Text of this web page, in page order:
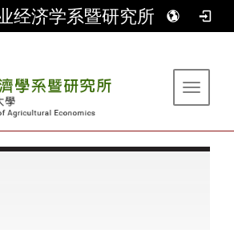
经济学系暨研究所
Toggle